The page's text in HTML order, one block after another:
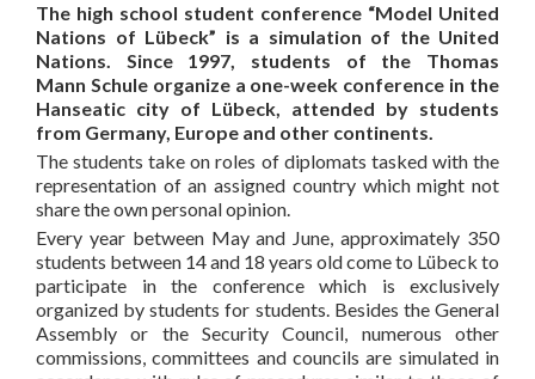
The high school student conference “Model United
Nations of Lübeck” is a simulation of the United
Nations. Since 1997, students of the Thomas
Mann Schule organize a one-week conference in the
Hanseatic city of Lübeck, attended by students
from Germany, Europe and other continents.
The students take on roles of diplomats tasked with the
representation of an assigned country which might not
share the own personal opinion.
Every year between May and June, approximately 350
students between 14 and 18 years old come to Lübeck to
participate in the conference which is exclusively
organized by students for students. Besides the General
Assembly or the Security Council, numerous other
commissions, committees and councils are simulated in